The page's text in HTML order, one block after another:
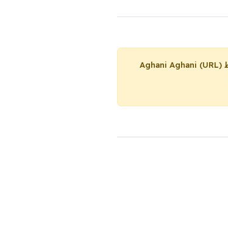
Aghani Aghani (URL)